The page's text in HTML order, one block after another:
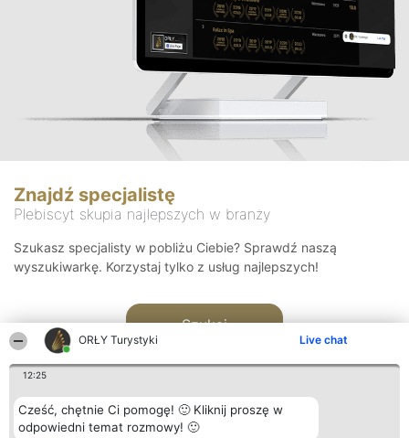
ORŁY Turystyki Live chat
12:25
Cześć, chętnie Ci pomogę! 🙂 Kliknij proszę w
odpowiedni temat rozmowy! 🙂
Znajdź specjalistę
Plebiscyt skupia najlepszych w branży
Szukasz specjalisty w pobliżu Ciebie? Sprawdź naszą
wyszukiwarkę. Korzystaj tylko z usług najlepszych!
Szukaj